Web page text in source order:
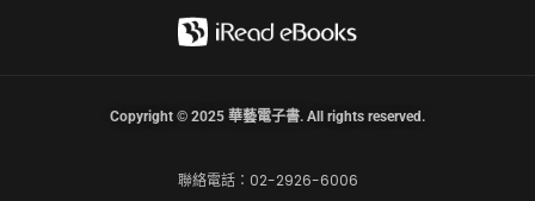
聯絡電話：02-2926-6006
Copyright © 2025 華藝電子書. All rights reserved.